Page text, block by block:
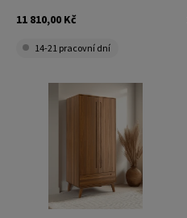
11 810,00 Kč
14-21 pracovní dní